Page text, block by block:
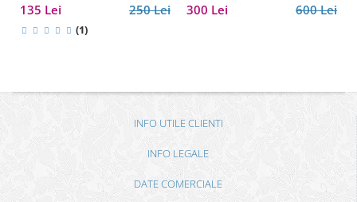
250 Lei
135 Lei
(1)
600 Lei
300 Lei
INFO UTILE CLIENTI
INFO LEGALE
DATE COMERCIALE